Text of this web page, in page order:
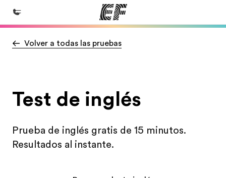
Inicio
Ver todo lo que hacemos
Volver a todas las pruebas
Test de inglés
Prueba de inglés gratis de 15 minutos.
Resultados al instante.